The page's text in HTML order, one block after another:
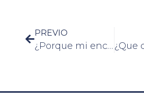
PREVIO
¿Porque mi enchufe suena?